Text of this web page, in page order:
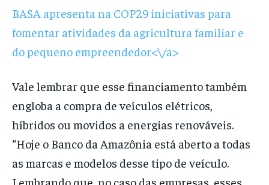
BASA apresenta na COP29 iniciativas para
fomentar atividades da agricultura familiar e
do pequeno empreendedor<\/a>
Vale lembrar que esse financiamento também
engloba a compra de veículos elétricos,
híbridos ou movidos a energias renováveis.
“Hoje o Banco da Amazônia está aberto a todas
as marcas e modelos desse tipo de veículo.
Lembrando que, no caso das empresas, esses